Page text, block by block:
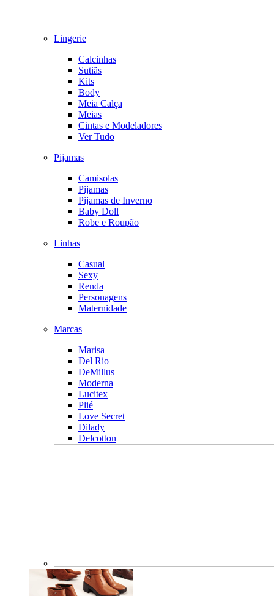
Lingerie
Calcinhas
Sutiãs
Kits
Body
Meia Calça
Meias
Cintas e Modeladores
Ver Tudo
Pijamas
Camisolas
Pijamas
Pijamas de Inverno
Baby Doll
Robe e Roupão
Linhas
Casual
Sexy
Renda
Personagens
Maternidade
Marcas
Marisa
Del Rio
DeMillus
Moderna
Lucitex
Plié
Love Secret
Dilady
Delcotton